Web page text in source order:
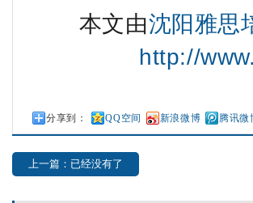
本文由沈阳雅思
http://
分享到： QQ空间 新浪微博 腾讯微
上一篇：已经没有了